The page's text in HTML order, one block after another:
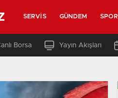
SERVIS GÜNDEM SPOR
Borsa Yayın Akışları